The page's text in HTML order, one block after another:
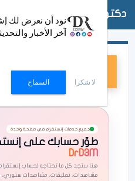
دكتور دعم
خدمات إنستقرام —
جميع خدمات إنستقرام في صفحة واحدة
طوّر حسابك على
DrD3M
هنا ستجد كل ما تحتاجه لحساب إنستقرام
مشاهدات، تعليقات، مشاهدات
نود أن نعرض لك
آخر الأخبار
لا شكرا السماح